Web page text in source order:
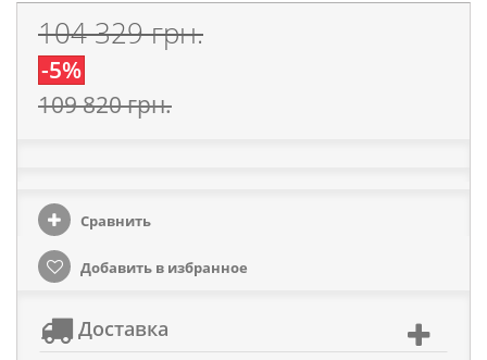
104 329 грн.
-5%
109 820 грн.
Сравнить
Добавить в избранное
Доставка